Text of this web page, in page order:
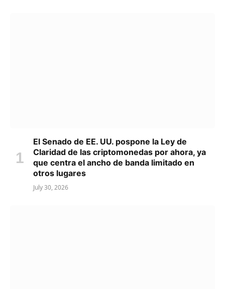
El Senado de EE. UU. pospone la Ley de
Claridad de las criptomonedas por ahora, ya
que centra el ancho de banda limitado en
otros lugares
July 30, 2026